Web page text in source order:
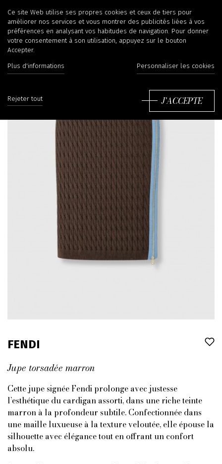
FENDI
Jupe torsadée marron
Cette jupe signée Fendi prolonge avec justesse
l’esthétique du cardigan assorti, dans une riche teinte
marron à la profondeur subtile. Confectionnée dans
une maille luxueuse à la texture veloutée, elle épouse la
silhouette avec élégance tout en offrant un confort
absolu.
Ce site Web utilise ses propres cookies et ceux de tiers pour
améliorer nos services et vous montrer des publicités liées à vos
préférences en analysant vos habitudes de navigation. Pour donner
votre consentement à son utilisation, appuyez sur le bouton
Accepter.
Plus d'informations Personnaliser les cookies
Rejeter tout J'ACCEPTE